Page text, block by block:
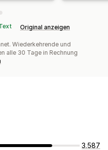
Original anzeigen
Wiederkehrende und
alle 30 Tage in Rechnung
3.587